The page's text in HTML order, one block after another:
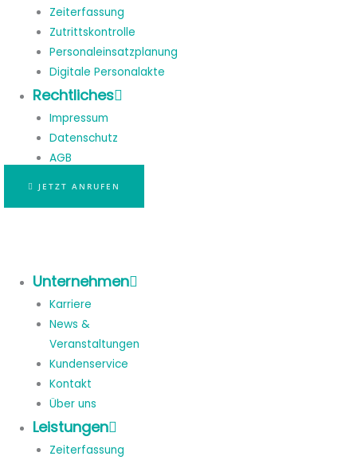
Zeiterfassung
Zutrittskontrolle
Personaleinsatzplanung
Digitale Personalakte
Rechtliches
Impressum
Datenschutz
AGB
JETZT ANRUFEN
Unternehmen
Karriere
News &
Veranstaltungen
Kundenservice
Kontakt
Über uns
Leistungen
Zeiterfassung